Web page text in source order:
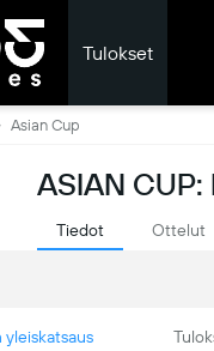
Tulokset
Asian Cup
ASIAN CUP:
Tiedot Ottelut
yleiskatsaus